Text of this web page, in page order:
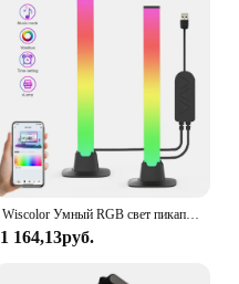
Wiscolor Умный RGB свет пикапа, музыкальный ритм света игровая настольная лампа рождественское украшение Ambient свет ритм настольное освещение рабочего стола RGB свет бар музыкальный ритм
1 164,13руб.